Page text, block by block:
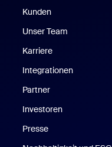
Kunden
Unser Team
Karriere
Integrationen
Partner
Investoren
Presse